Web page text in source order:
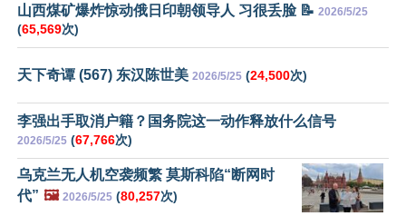
山西煤矿爆炸惊动俄日印朝领导人 习很丢脸 📝 2026/5/25
(65,569次)
天下奇谭 (567) 东汉陈世美 2026/5/25 (24,500次)
李强出手取消户籍？国务院这一动作释放什么信号
2026/5/25 (67,766次)
乌克兰无人机空袭频繁 莫斯科陷“断网时
代” 🖼️ 2026/5/25 (80,257次)